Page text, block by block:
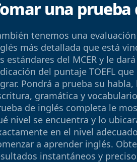
una
tenemos una
más detallada que está
estándares del MCER y le
del puntaje TOEFL que
Pondrá a prueba su habla,
gramática y
de inglés completa le
nivel se encuentra y lo
en el nivel
a aprender inglés.
instantáneos y